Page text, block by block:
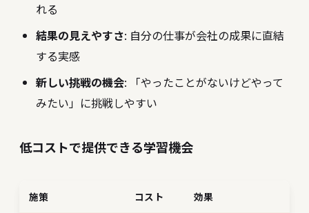
れる
結果の見えやすさ: 自分の仕事が会社の成果に直結
する実感
新しい挑戦の機会: 「やったことがないけどやって
みたい」に挑戦しやすい
低コストで提供できる学習機会
施策 コスト 効果